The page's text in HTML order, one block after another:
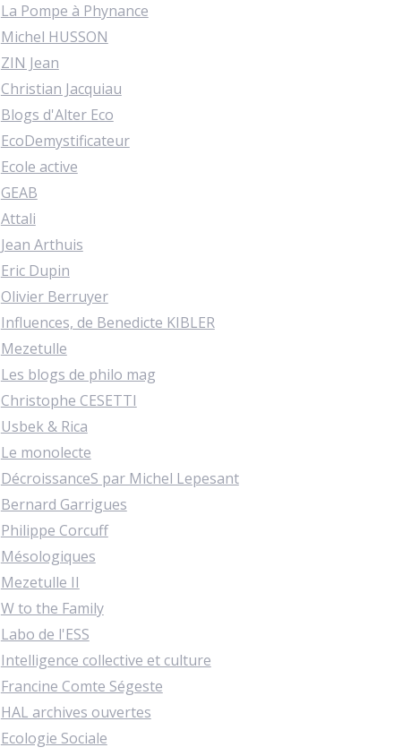
La Pompe à Phynance
Michel HUSSON
ZIN Jean
Christian Jacquiau
Blogs d'Alter Eco
EcoDemystificateur
Ecole active
GEAB
Attali
Jean Arthuis
Eric Dupin
Olivier Berruyer
Influences, de Benedicte KIBLER
Mezetulle
Les blogs de philo mag
Christophe CESETTI
Usbek & Rica
Le monolecte
DécroissanceS par Michel Lepesant
Bernard Garrigues
Philippe Corcuff
Mésologiques
Mezetulle II
W to the Family
Labo de l'ESS
Intelligence collective et culture
Francine Comte Ségeste
HAL archives ouvertes
Ecologie Sociale